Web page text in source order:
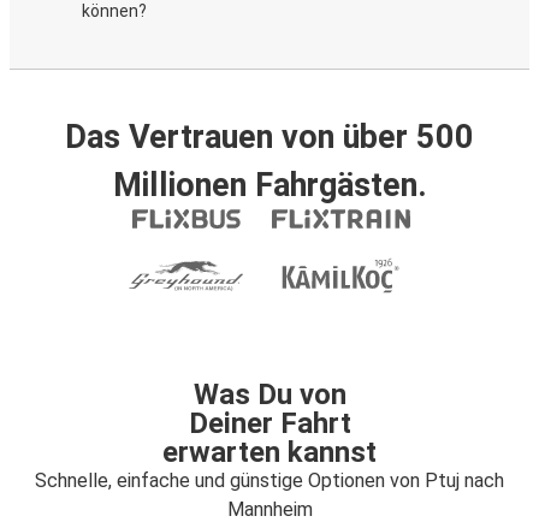
können?
Das Vertrauen von über 500
Millionen Fahrgästen.
Was Du von
Deiner Fahrt
erwarten kannst
Schnelle, einfache und günstige Optionen von Ptuj nach
Mannheim